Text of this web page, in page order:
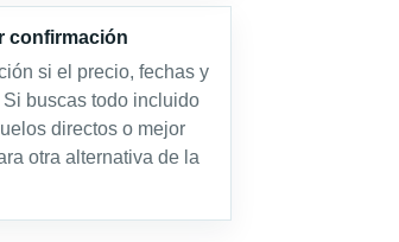
confirmación
si el precio, fechas y
buscas todo incluido
directos o mejor
otra alternativa de la